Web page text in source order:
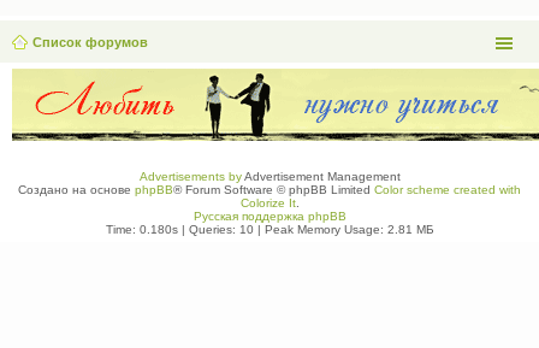
Список форумов
Advertisements byAdvertisement Management
Создано на основе phpBB® Forum Software © phpBB Limited Color scheme created with
Colorize It.
Русская поддержка phpBB
Time: 0.180s| Queries: 10| Peak Memory Usage: 2.81 МБ